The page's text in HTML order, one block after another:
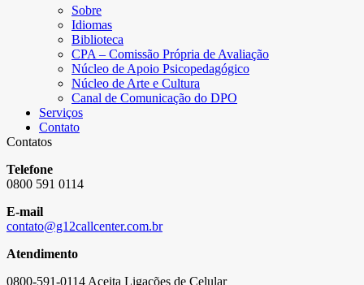
Sobre
Idiomas
Biblioteca
CPA – Comissão Própria de Avaliação
Núcleo de Apoio Psicopedagógico
Núcleo de Arte e Cultura
Canal de Comunicação do DPO
Serviços
Contato
Contatos
Telefone
0800 591 0114
E-mail
contato@g12callcenter.com.br
Atendimento
0800-591-0114 Aceita Ligações de Celular